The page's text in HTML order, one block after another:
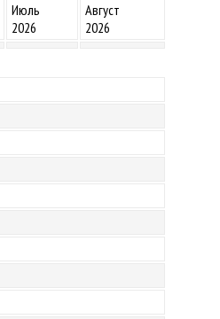
Июль
2026
Август
2026